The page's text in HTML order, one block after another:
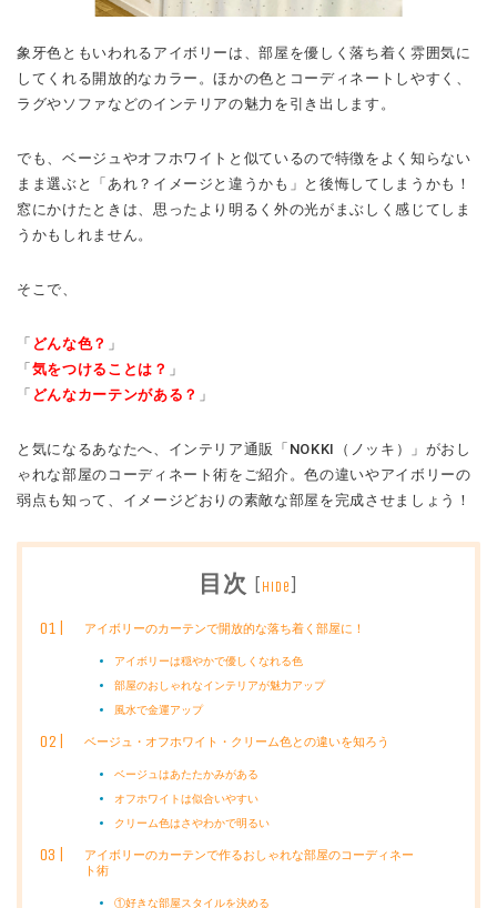
象牙色ともいわれるアイボリーは、部屋を優しく落ち着く雰囲気に
してくれる開放的なカラー。ほかの色とコーディネートしやすく、
ラグやソファなどのインテリアの魅力を引き出します。
でも、ベージュやオフホワイトと似ているので特徴をよく知らない
まま選ぶと「あれ？イメージと違うかも」と後悔してしまうかも！
窓にかけたときは、思ったより明るく外の光がまぶしく感じてしま
うかもしれません。
そこで、
「 どんな色？ 」
「 気をつけることは？ 」
「 どんなカーテンがある？ 」
と気になるあなたへ、インテリア通販「NOKKI（ノッキ）」がおし
ゃれな部屋のコーディネート術をご紹介。色の違いやアイボリーの
弱点も知って、イメージどおりの素敵な部屋を完成させましょう！
目次 [hide]
アイボリーのカーテンで開放的な落ち着く部屋に！
アイボリーは穏やかで優しくなれる色
部屋のおしゃれなインテリアが魅力アップ
風水で金運アップ
ベージュ・オフホワイト・クリーム色との違いを知ろう
ベージュはあたたかみがある
オフホワイトは似合いやすい
クリーム色はさやわかで明るい
アイボリーのカーテンで作るおしゃれな部屋のコーディネー
ト術
①好きな部屋スタイルを決める